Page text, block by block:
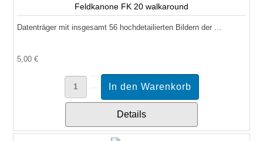
Feldkanone FK 20 walkaround
Datenträger mit insgesamt 56 hochdetailierten Bildern der ...
5,00 €
Details